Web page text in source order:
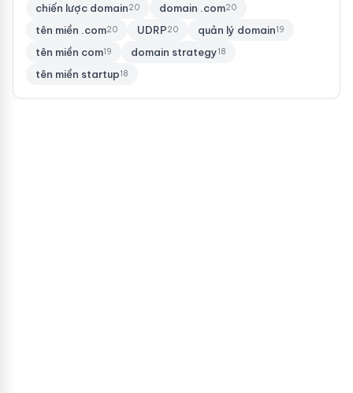
chiến lược domain20 domain .com20
tên miền .com20 UDRP20 quản lý domain19
tên miền com19 domain strategy18
tên miền startup18